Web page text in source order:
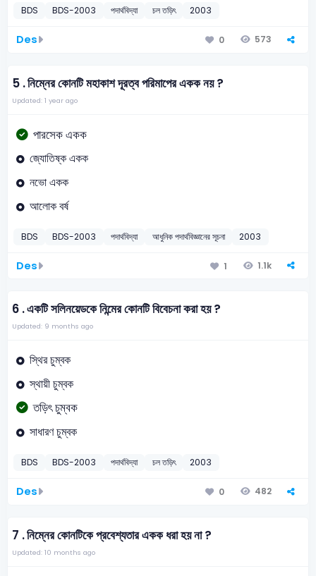
BDS BDS-2003 পদার্থবিদ্যা চল তড়িৎ 2003
Des 0 573
5 .নিম্নের কোনটি মহাকাশ দূরত্ব পরিমাপের একক নয় ?
Updated: 1 year ago
পারসেক একক
জ্যোতিষ্ক একক
নভো একক
আলোক বর্ষ
BDS BDS-2003 পদার্থবিদ্যা আধুনিক পদার্থবিজ্ঞানের সূচনা 2003
Des 1 1.1k
6 .একটি সলিনয়েডকে নিন্মের কোনটি বিবেচনা করা হয় ?
Updated: 9 months ago
স্থির চুম্বক
স্থায়ী চুম্বক
তড়িৎ চুম্বক
সাধারণ চুম্বক
BDS BDS-2003 পদার্থবিদ্যা চল তড়িৎ 2003
Des 0 482
7 .নিম্নের কোনটিকে প্রবেশ্যতার একক ধরা হয় না ?
Updated: 10 months ago